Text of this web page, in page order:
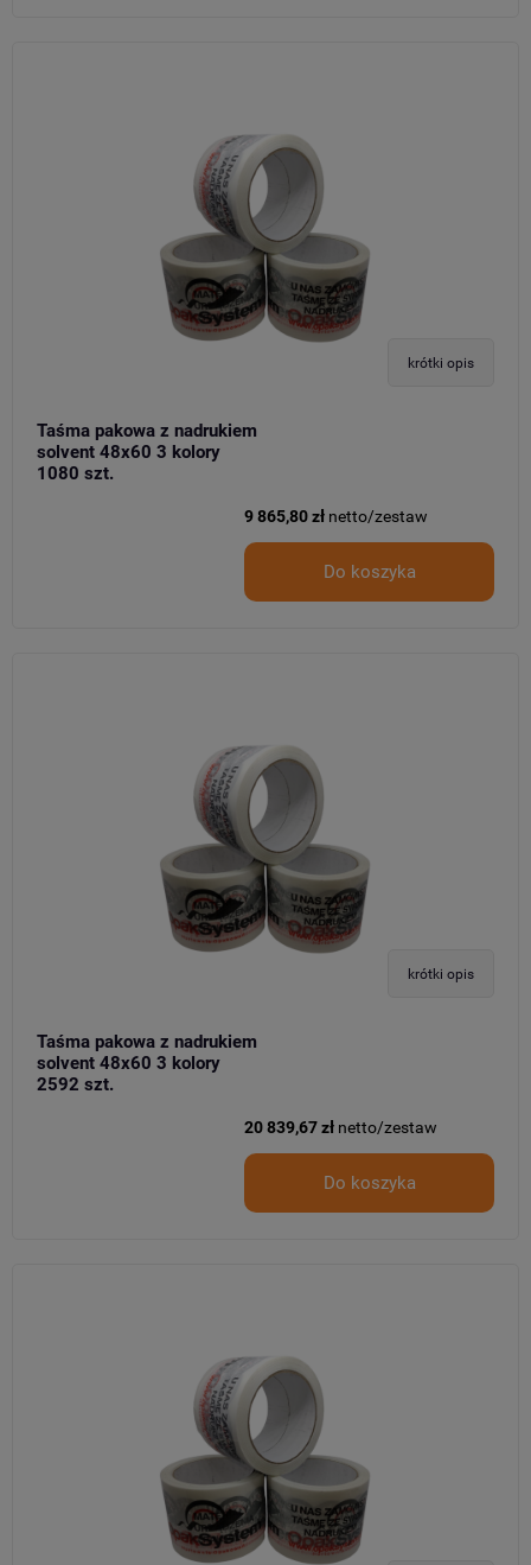
krótki opis
Taśma pakowa z nadrukiem
solvent 48x60 3 kolory
1080 szt.
9 865,80 zł netto/zestaw
Do koszyka
krótki opis
Taśma pakowa z nadrukiem
solvent 48x60 3 kolory
2592 szt.
20 839,67 zł netto/zestaw
Do koszyka